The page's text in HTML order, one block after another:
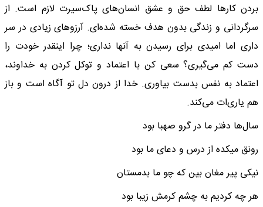
بردن کارها لطف حق و عشق انسان‌های پاک‌سیرت لازم است. از
سرگردانی و زندگی بدون هدف خسته شده‌ای. آرزوهای زیادی در سر
داری اما امیدی برای رسیدن به آنها نداری؛ چرا اینقدر خودت را
دست کم می‌گیری؟ سعی کن با اعتماد و توکل کردن به خداوند،
اعتماد به نفس بدست بیاوری. خدا از درون دل تو آگاه است و باز
هم یاری‌ات می‌کند.
سال‌ها دفتر ما در گرو صهبا بود
رونق میکده از درس و دعای ما بود
نیکی پیر مغان بین که چو ما بدمستان
هر چه کردیم به چشم کرمش زیبا بود